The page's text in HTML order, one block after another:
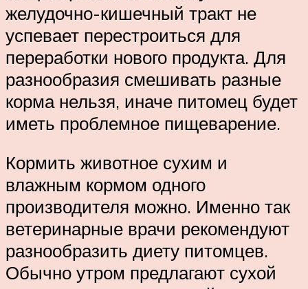
желудочно-кишечный тракт не
успевает перестроиться для
переработки нового продукта. Для
разнообразия смешивать разные
корма нельзя, иначе питомец будет
иметь проблемное пищеварение.
Кормить животное сухим и
влажным кормом одного
производителя можно. Именно так
ветеринарные врачи рекомендуют
разнообразить диету питомцев.
Обычно утром предлагают сухой